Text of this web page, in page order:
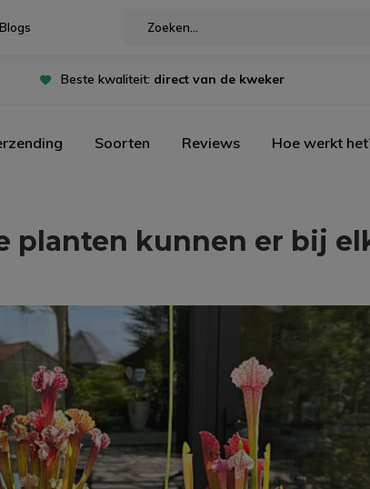
Blogs
Beste kwaliteit: direct van de kweker
Soorten Reviews Hoe werkt
planten kunnen er bij